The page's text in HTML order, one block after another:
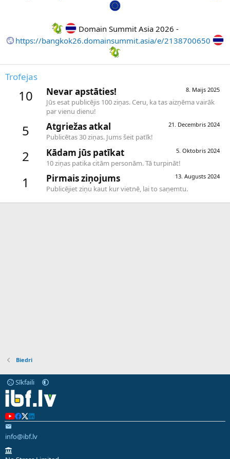
Domain Summit Asia 2026 -
https://bangkok26.domainsummit.asia/e/2138700650
Trofejas
10 8. Maijs 2025
Nevar apstāties!
Jūs esat publicējis 100 ziņas. Ceru, ka tas aizņēma vairāk
par vienu dienu!
5 21. Decembris 2024
Atgriežas atkal
Publicētas 30 ziņas. Jums šeit patīk!
2 5. Oktobris 2024
Kādam jūs patīkat
10 ziņas patika citām personām. Tā turpināt!
1 13. Augusts 2024
Pirmais ziņojums
Publicējiet ziņu kaut kur vietnē, lai to saņemtu.
Biedri
Sīkfaili
info@ibf.lv